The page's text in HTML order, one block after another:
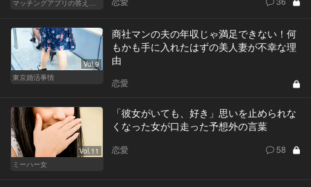
マッチングアプリの答えあわせ【Q】
Vol.9
東京婚活事情
商社マンの夫の年収じゃ満足できない！何
もかも手に入れたはずの美人妻が不幸な理
由
恋愛
Vol.11
ミーハー女
「彼女がいても、好き」思いを止められな
くなった女が口走った予想外の言葉
恋愛 58